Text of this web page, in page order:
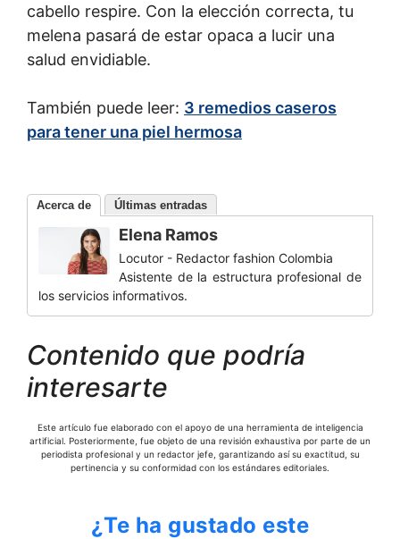
cabello respire. Con la elección correcta, tu
melena pasará de estar opaca a lucir una
salud envidiable.
También puede leer: 3 remedios caseros
para tener una piel hermosa
Acerca de Últimas entradas
Elena Ramos
Locutor - Redactor fashion Colombia
Asistente de la estructura profesional de
los servicios informativos.
Contenido que podría
interesarte
Este artículo fue elaborado con el apoyo de una herramienta de inteligencia
artificial. Posteriormente, fue objeto de una revisión exhaustiva por parte de un
periodista profesional y un redactor jefe, garantizando así su exactitud, su
pertinencia y su conformidad con los estándares editoriales.
¿Te ha gustado este